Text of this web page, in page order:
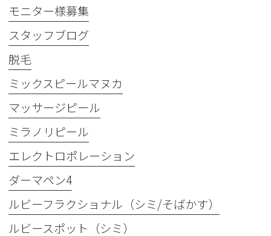
モニター様募集
スタッフブログ
脱毛
ミックスピールマヌカ
マッサージピール
ミラノリピール
エレクトロポレーション
ダーマペン4
ルビーフラクショナル（シミ/そばかす）
ルビースポット（シミ）